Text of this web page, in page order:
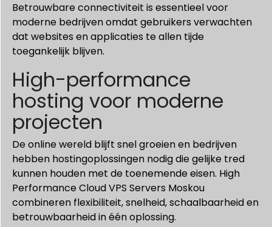
Betrouwbare connectiviteit is essentieel voor
moderne bedrijven omdat gebruikers verwachten
dat websites en applicaties te allen tijde
toegankelijk blijven.
High-performance
hosting voor moderne
projecten
De online wereld blijft snel groeien en bedrijven
hebben hostingoplossingen nodig die gelijke tred
kunnen houden met de toenemende eisen. High
Performance Cloud VPS Servers Moskou
combineren flexibiliteit, snelheid, schaalbaarheid en
betrouwbaarheid in één oplossing.